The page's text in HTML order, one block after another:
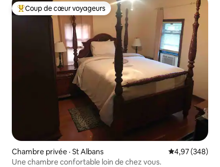
Coup de cœur voyageurs parmi les plus aimés
Coup de cœur voyageurs
Chambre privée · St Albans Note
4,97 (348)
Une chambre confortable loin de chez vous.